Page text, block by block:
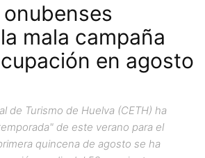
mala campaña
en agosto
de Turismo de Huelva (CETH) ha
de este verano para el
quincena de agosto se ha